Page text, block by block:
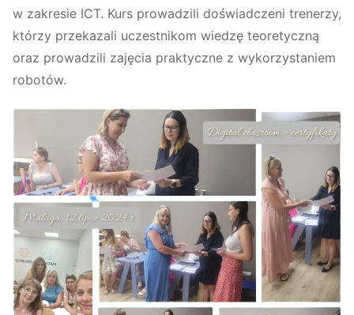
w zakresie ICT. Kurs prowadzili doświadczeni trenerzy,
którzy przekazali uczestnikom wiedzę teoretyczną
oraz prowadzili zajęcia praktyczne z wykorzystaniem
robotów.